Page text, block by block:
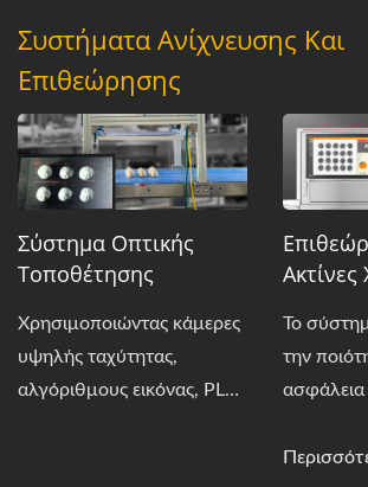
Συστήματα Ανίχνευσης Και
Επιθεώρησης
Σύστημα Οπτικής
Τοποθέτησης
Χρησιμοποιώντας κάμερες
υψηλής ταχύτητας,
αλγόριθμους εικόνας, PLC
Ακτίνες
Το
την
ασφάλεια